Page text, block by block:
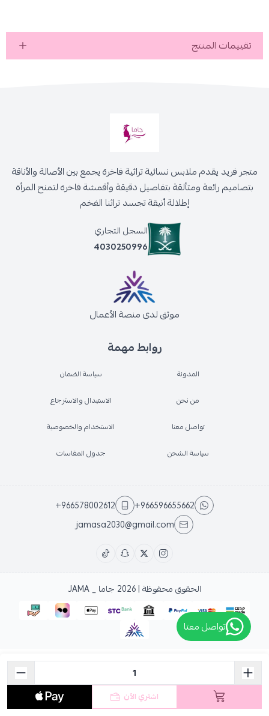
اشتري الآن
تقييمات المنتج
روابط مهمة
المدونة
من نحن
تواصل معنا
سياسة الشحن
سياسة الضمان
الاستبدال والاسترجاع
الاستخدام والخصوصية
جدول المقاسات
متجر فريد يقدم ملابس نسائية تراثية فاخرة يجمع بين الأصالة والأناقة
بتصاميم رائعة ومتألقة بتفاصيل دقيقة وأقمشة فاخرة لتمنح المرأة
إطلالة أنيقة تجسد تراثنا الفخم
السجل التجاري
4030250996
موثق لدى منصة الأعمال
+966596655662
+966578002612
jamasa2030@gmail.com
الحقوق محفوظة | 2026 جاما _ JAMA
تواصل معتا